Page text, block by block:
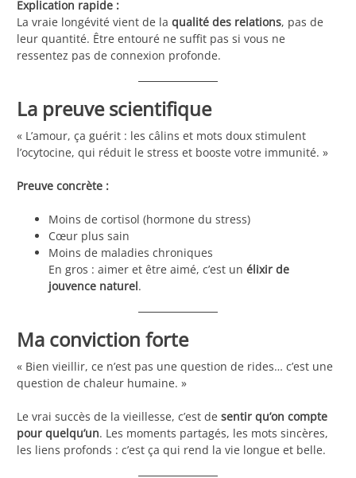
Explication rapide :
La vraie longévité vient de la qualité des relations, pas de
leur quantité. Être entouré ne suffit pas si vous ne
ressentez pas de connexion profonde.
La preuve scientifique
« L’amour, ça guérit : les câlins et mots doux stimulent
l’ocytocine, qui réduit le stress et booste votre immunité. »
Preuve concrète :
Moins de cortisol (hormone du stress)
Cœur plus sain
Moins de maladies chroniques
En gros : aimer et être aimé, c’est un élixir de
jouvence naturel.
Ma conviction forte
« Bien vieillir, ce n’est pas une question de rides… c’est une
question de chaleur humaine. »
Le vrai succès de la vieillesse, c’est de sentir qu’on compte
pour quelqu’un. Les moments partagés, les mots sincères,
les liens profonds : c’est ça qui rend la vie longue et belle.